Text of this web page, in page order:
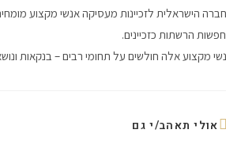
הישראלית לזכיינות מעסיקה אנשי מקצוע
הרשתות כזכיינים.
מקצוע אלה חולשים על תחומי רבים – בנקאות
אולי תאהב/י גם